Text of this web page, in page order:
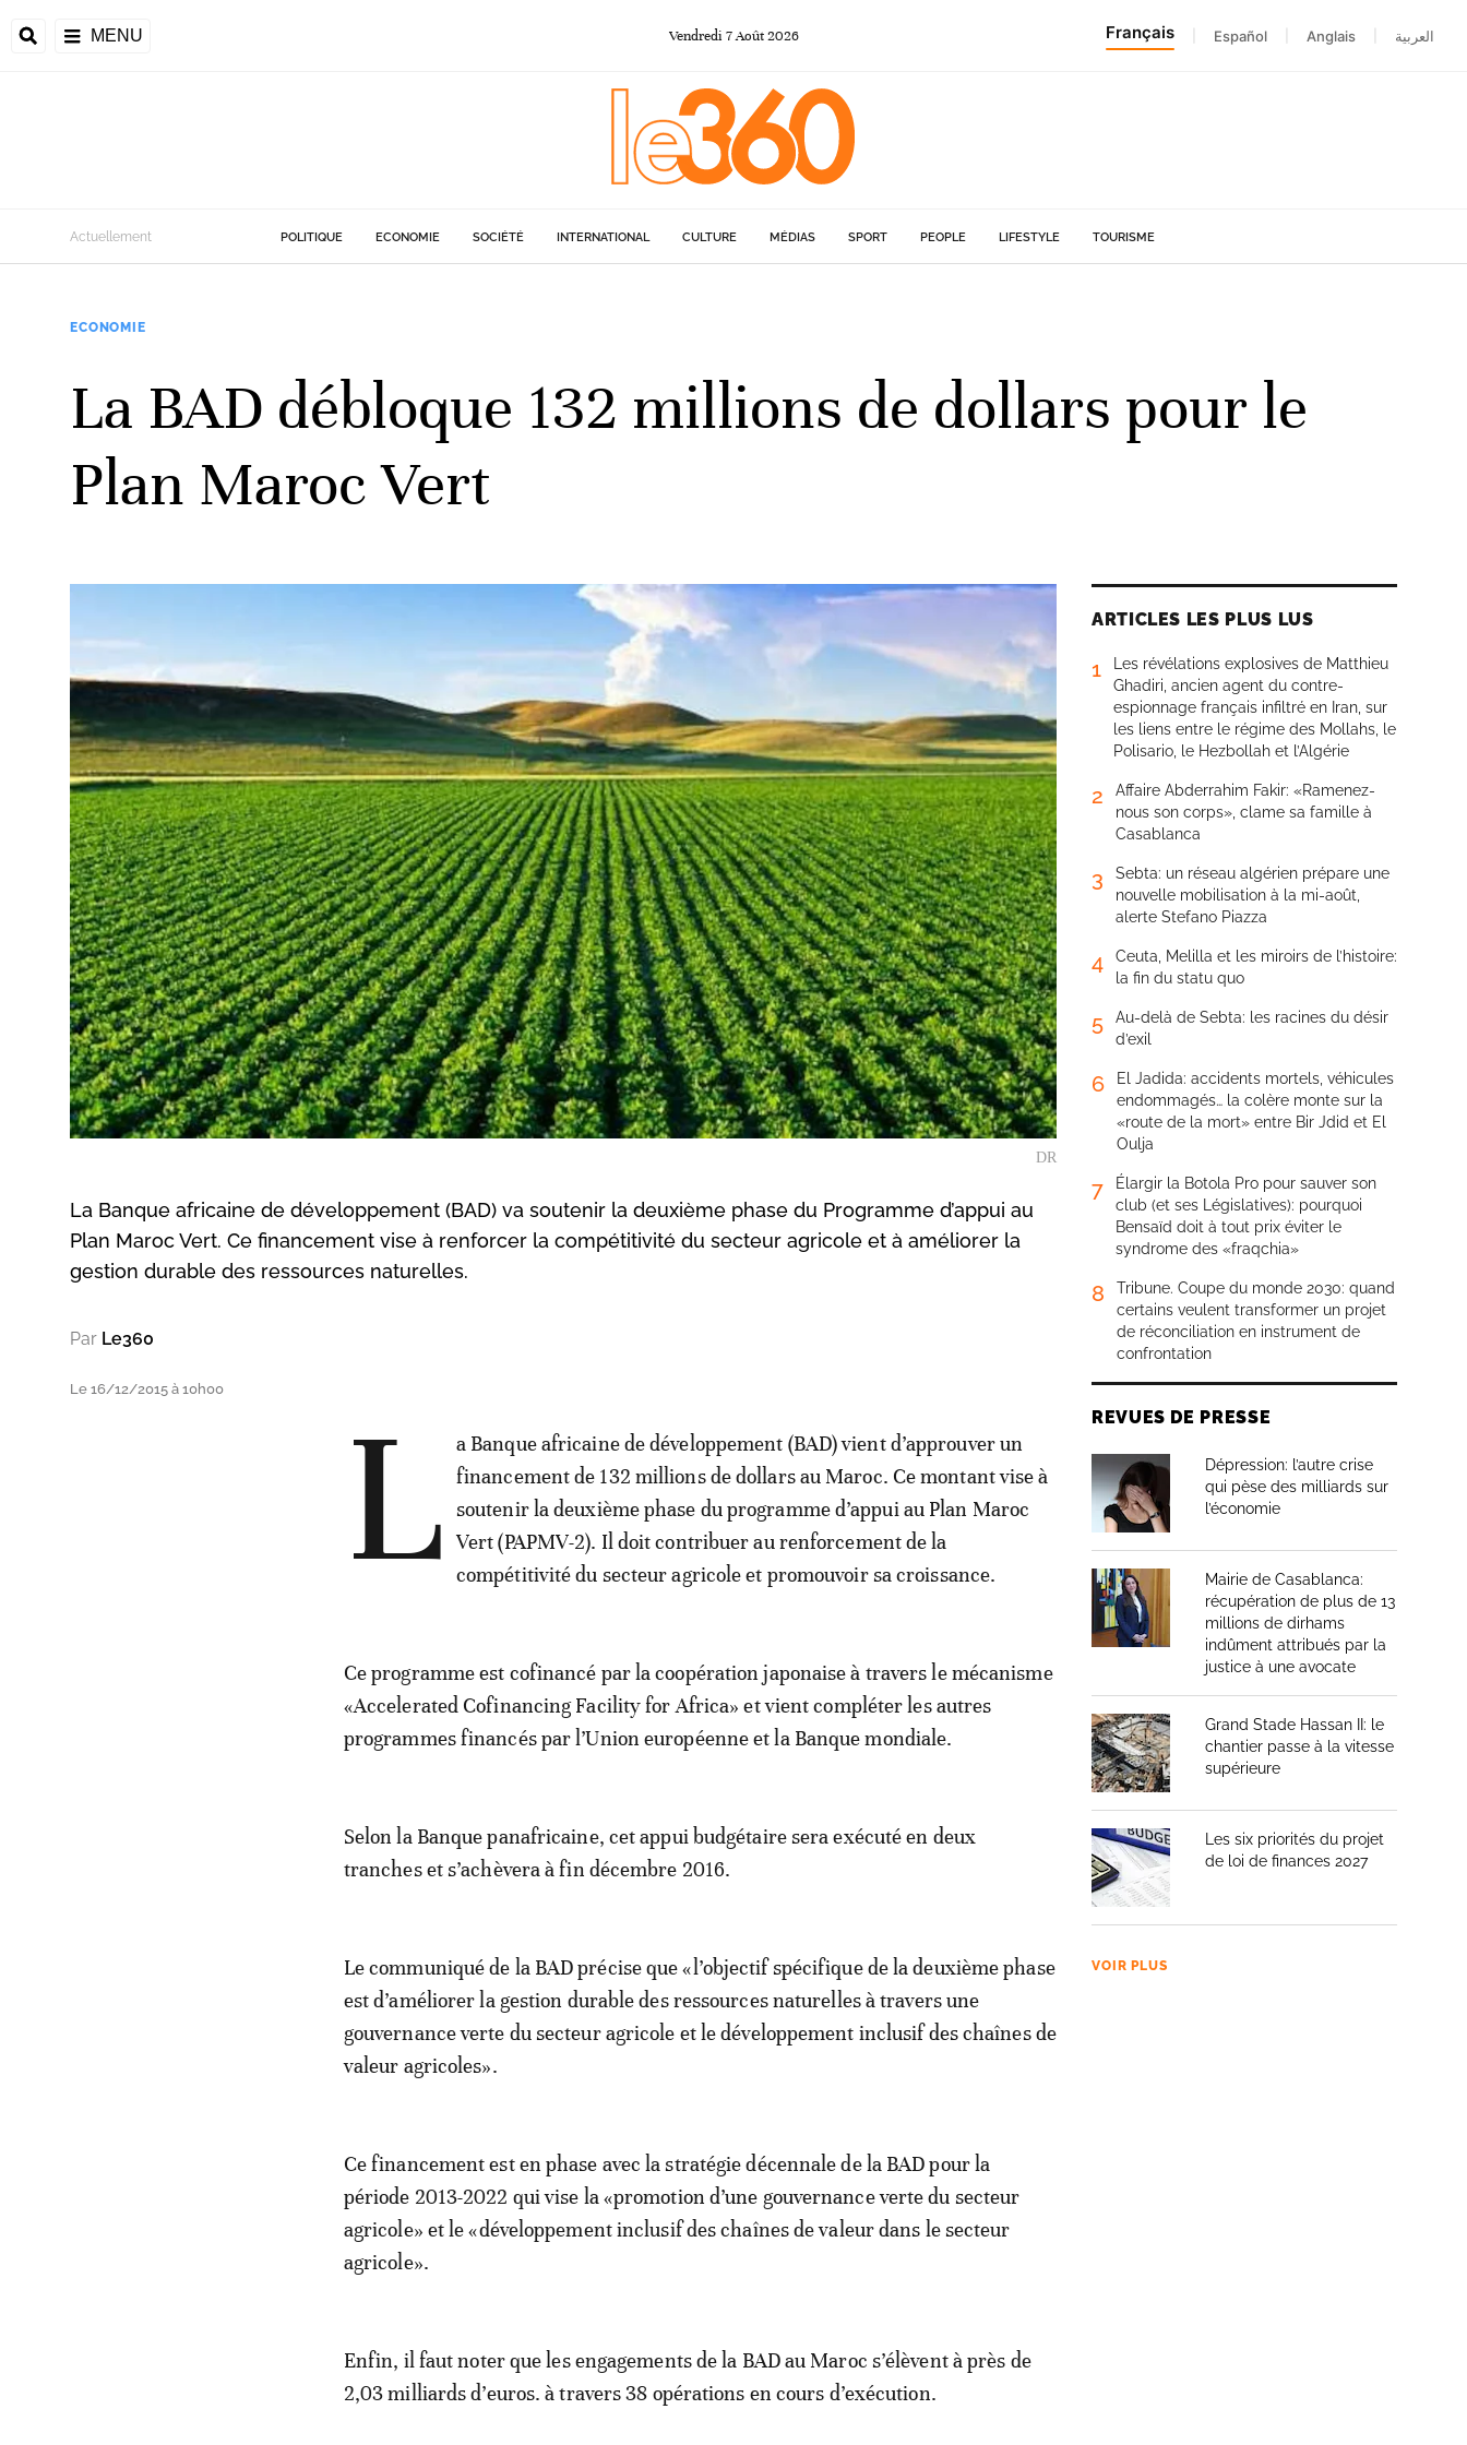
MENU Vendredi 7Août 2026 Français Español Anglais العربية
Actuellement POLITIQUE ECONOMIE SOCIÉTÉ INTERNATIONAL CULTURE MÉDIAS SPORT PEOPLE LIFESTYLE TOURISME
ECONOMIE
La BAD débloque 132 millions de dollars pour le
Plan Maroc Vert
DR
La Banque africaine de développement (BAD) va soutenir la deuxième phase du Programme d’appui au
Plan Maroc Vert. Ce financement vise à renforcer la compétitivité du secteur agricole et à améliorer la
gestion durable des ressources naturelles.
Par Le360
Le 16/12/2015 à 10h00 L
a Banque africaine de développement (BAD) vient d’approuver un
financement de 132 millions de dollars au Maroc. Ce montant vise à
soutenir la deuxième phase du programme d’appui au Plan Maroc
Vert (PAPMV-2). Il doit contribuer au renforcement de la
compétitivité du secteur agricole et promouvoir sa croissance.
Ce programme est cofinancé par la coopération japonaise à travers le mécanisme
«Accelerated Cofinancing Facility for Africa» et vient compléter les autres
programmes financés par l’Union européenne et la Banque mondiale.
Selon la Banque panafricaine, cet appui budgétaire sera exécuté en deux
tranches et s’achèvera à fin décembre 2016.
Le communiqué de la BAD précise que «l’objectif spécifique de la deuxième phase
est d’améliorer la gestion durable des ressources naturelles à travers une
gouvernance verte du secteur agricole et le développement inclusif des chaînes de
valeur agricoles».
Ce financement est en phase avec la stratégie décennale de la BAD pour la
période 2013-2022 qui vise la «promotion d’une gouvernance verte du secteur
agricole» et le «développement inclusif des chaînes de valeur dans le secteur
agricole».
Enfin, il faut noter que les engagements de la BAD au Maroc s’élèvent à près de
2,03 milliards d’euros. à travers 38 opérations en cours d’exécution.
ARTICLES LES PLUS LUS
1
Les révélations explosives de Matthieu
Ghadiri, ancien agent du contre-
espionnage français infiltré en Iran, sur
les liens entre le régime des Mollahs, le
Polisario, le Hezbollah et l’Algérie
2
Affaire Abderrahim Fakir: «Ramenez-
nous son corps», clame sa famille à
Casablanca
3
Sebta: un réseau algérien prépare une
nouvelle mobilisation à la mi-août,
alerte Stefano Piazza
4
Ceuta, Melilla et les miroirs de l’histoire:
la fin du statu quo
5
Au-delà de Sebta: les racines du désir
d’exil
6
El Jadida: accidents mortels, véhicules
endommagés… la colère monte sur la
«route de la mort» entre Bir Jdid et El
Oulja
7
Élargir la Botola Pro pour sauver son
club (et ses Législatives): pourquoi
Bensaïd doit à tout prix éviter le
syndrome des «fraqchia»
8
Tribune. Coupe du monde 2030: quand
certains veulent transformer un projet
de réconciliation en instrument de
confrontation
REVUES DE PRESSE
Dépression: l’autre crise
qui pèse des milliards sur
l’économie
Mairie de Casablanca:
récupération de plus de 13
millions de dirhams
indûment attribués par la
justice à une avocate
Grand Stade Hassan II: le
chantier passe à la vitesse
supérieure
Les six priorités du projet
de loi de finances 2027
VOIR PLUS